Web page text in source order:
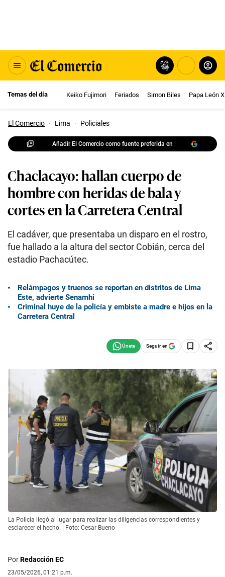
Temas del día Keiko Fujimori Feriados Simon Biles Papa León
El Comercio · Lima · Policiales
Añadir El Comercio como fuente preferida en
Chaclacayo: hallan cuerpo de
hombre con heridas de bala y
cortes en la Carretera Central
El cadáver, que presentaba un disparo en el rostro,
fue hallado a la altura del sector Cobián, cerca del
estadio Pachacútec.
Relámpagos y truenos se reportan en distritos de Lima
Este, advierte Senamhi
Criminal huye de la policía y embiste a madre e hijos en la
Carretera Central
Seguir en
La Policía llegó al lugar para realizar las diligencias correspondientes y
esclarecer el hecho. | Foto: Cesar Bueno
PorRedacción EC
23/05/2026, 01:21 p.m.